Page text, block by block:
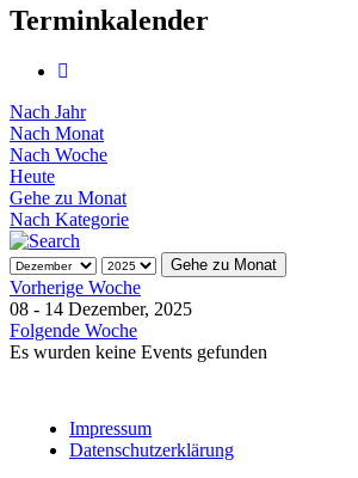
Terminkalender
Nach Jahr
Nach Monat
Nach Woche
Heute
Gehe zu Monat
Nach Kategorie
Gehe zu Monat
Vorherige Woche
08 - 14 Dezember, 2025
Folgende Woche
Es wurden keine Events gefunden
Impressum
Datenschutzerklärung